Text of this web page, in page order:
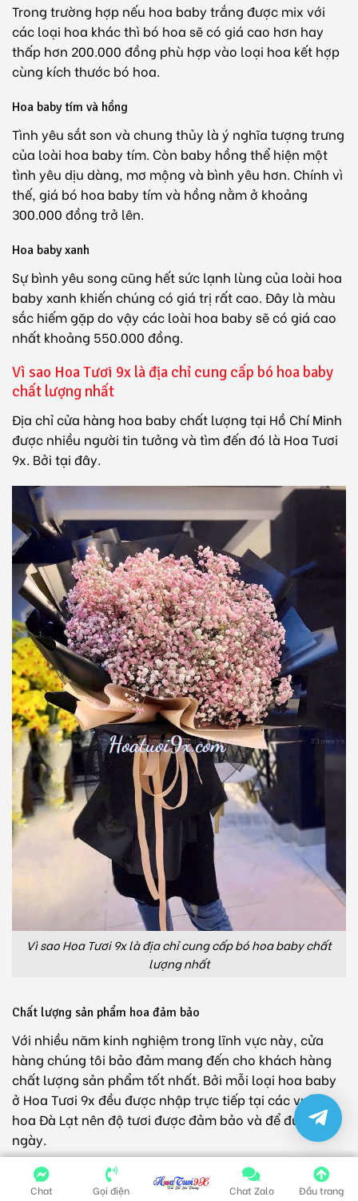
Trong trường hợp nếu hoa baby trắng được mix với
các loại hoa khác thì bó hoa sẽ có giá cao hơn hay
thấp hơn 200.000 đồng phù hợp vào loại hoa kết hợp
cùng kích thước bó hoa.
Hoa baby tím và hồng
Tình yêu sắt son và chung thủy là ý nghĩa tượng trưng
của loài hoa baby tím. Còn baby hồng thể hiện một
tình yêu dịu dàng, mơ mộng và bình yêu hơn. Chính vì
thế, giá bó hoa baby tím và hồng nằm ở khoảng
300.000 đồng trở lên.
Hoa baby xanh
Sự bình yêu song cũng hết sức lạnh lùng của loài hoa
baby xanh khiến chúng có giá trị rất cao. Đây là màu
sắc hiếm gặp do vậy các loài hoa baby sẽ có giá cao
nhất khoảng 550.000 đồng.
Vì sao Hoa Tươi 9x là địa chỉ cung cấp bó hoa baby
chất lượng nhất
Địa chỉ cửa hàng hoa baby chất lượng tại Hồ Chí Minh
được nhiều người tin tưởng và tìm đến đó là Hoa Tươi
9x. Bởi tại đây.
Vì sao Hoa Tươi 9x là địa chỉ cung cấp bó hoa baby chất
lượng nhất
Chất lượng sản phẩm hoa đảm bảo
Với nhiều năm kinh nghiệm trong lĩnh vực này, cửa
hàng chúng tôi bảo đảm mang đến cho khách hàng
chất lượng sản phẩm tốt nhất. Bởi mỗi loại hoa baby
ở Hoa Tươi 9x đều được nhập trực tiếp tại các vườn
hoa Đà Lạt nên độ tươi được đảm bảo và để được lâu
ngày.
Không chỉ thế, chúng tôi còn tuyển chọn kỹ lưỡng tùy
cành hoa một trước khi các nghệ nhân thực hiện cắm
Chat Gọi điện Chat Zalo Đầu trang